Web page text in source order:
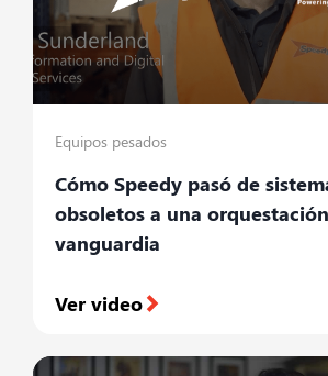
Equipos pesados
Cómo Speedy pasó de
obsoletos a una
vanguardia
Ver video